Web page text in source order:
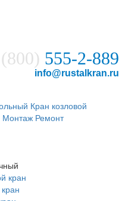
555-2-889
info@rustalkran.ru
Кран козловой
Монтаж Ремонт
кран